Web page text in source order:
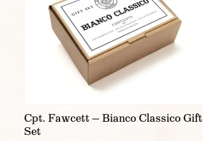
Cpt. Fawcett — Bianco Classico Gift
Set